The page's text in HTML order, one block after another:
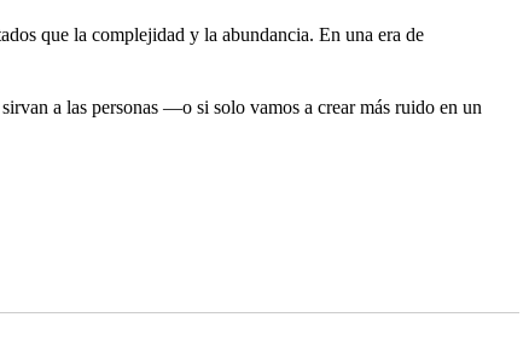
que la complejidad y la abundancia. En una era de
a las personas —o si solo vamos a crear más ruido en un